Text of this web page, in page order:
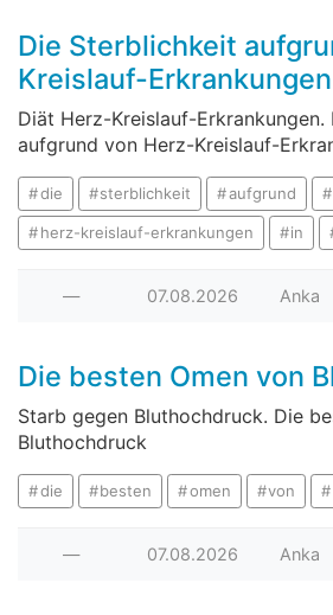
Die Sterblichkeit
Kreislauf-
Diät Herz-Kreislauf-
aufgrund von Herz-Kreislauf-
die sterblichkeit aufgrund
herz-kreislauf-erkrankungen in
— 07.08.2026 Anka
Die besten Omen von
Starb gegen Bluthochdruck. Die
Bluthochdruck
die besten omen von
— 07.08.2026 Anka